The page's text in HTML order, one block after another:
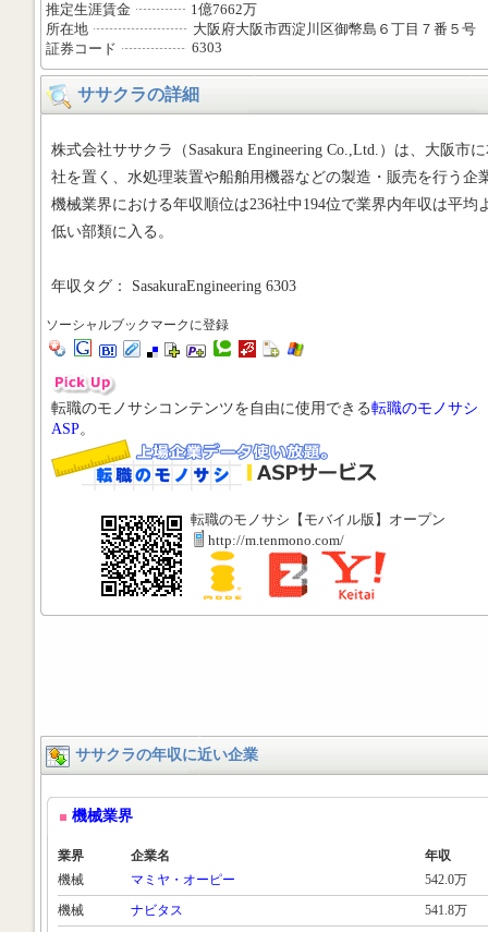
推定生涯賃金
1億7662万
所在地
大阪府大阪市西淀川区御幣島６丁目７番５号
証券コード
6303
ササクラの詳細
株式会社ササクラ（Sasakura Engineering Co.,Ltd.）は、大阪市
社を置く、水処理装置や船舶用機器などの製造・販売を行う企
機械業界における年収順位は236社中194位で業界内年収は平均
低い部類に入る。
年収タグ： SasakuraEngineering 6303
ソーシャルブックマークに登録
転職のモノサシコンテンツを自由に使用できる転職のモノサシ
ASP。
転職のモノサシ【モバイル版】オープン
http://m.tenmono.com/
ササクラの年収に近い企業
機械業界
業界 企業名
年収
機械
マミヤ・オーピー
542.0万
機械
ナビタス
541.8万